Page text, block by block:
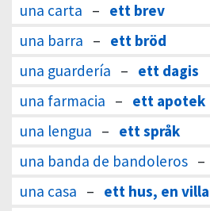
una carta – ett brev
una barra – ett bröd
una guardería – ett dagis
una farmacia – ett apotek
una lengua – ett språk
una banda de bandoleros –
una casa – ett hus, en villa